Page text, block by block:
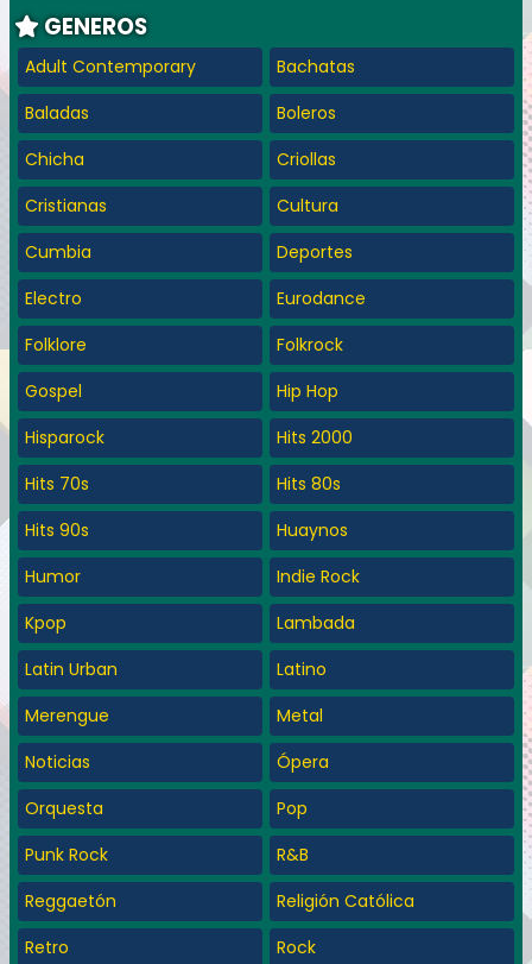
GENEROS
Adult Contemporary
Bachatas
Baladas
Boleros
Chicha
Criollas
Cristianas
Cultura
Cumbia
Deportes
Electro
Eurodance
Folklore
Folkrock
Gospel
Hip Hop
Hisparock
Hits 2000
Hits 70s
Hits 80s
Hits 90s
Huaynos
Humor
Indie Rock
Kpop
Lambada
Latin Urban
Latino
Merengue
Metal
Noticias
Ópera
Orquesta
Pop
Punk Rock
R&B
Reggaetón
Religión Católica
Retro
Rock